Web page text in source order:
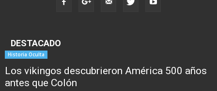
DESTACADO
Historia Oculta
Los vikingos descubrieron América 500 años
antes que Colón